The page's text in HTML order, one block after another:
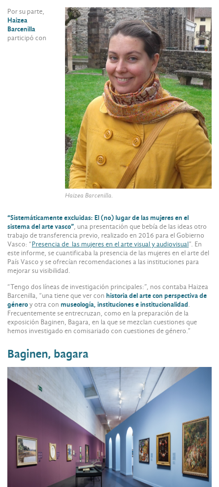
Haizea Barcenilla.
Por su parte,
Haizea
Barcenilla
participó con
“Sistemáticamente excluidas: El (no) lugar de las mujeres en el
sistema del arte vasco”, una presentación que bebía de las ideas otro
trabajo de transferencia previo, realizado en 2016 para el Gobierno
Vasco: “Presencia de las mujeres en el arte visual y audiovisual”. En
este informe, se cuantificaba la presencia de las mujeres en el arte del
País Vasco y se ofrecían recomendaciones a las instituciones para
mejorar su visibilidad.
“Tengo dos líneas de investigación principales:”, nos contaba Haizea
Barcenilla, “una tiene que ver con historia del arte con perspectiva de
géneroy otra con museología, instituciones e institucionalidad.
Frecuentemente se entrecruzan, como en la preparación de la
exposición Baginen, Bagara, en la que se mezclan cuestiones que
hemos investigado en comisariado con cuestiones de género.”
Baginen, bagara